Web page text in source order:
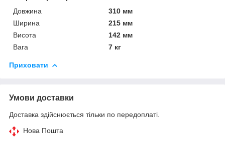
Довжина
310 мм
Ширина
215 мм
Висота
142 мм
Вага
7 кг
Приховати
Умови доставки
Доставка здійснюється тільки по передоплаті.
Нова Пошта